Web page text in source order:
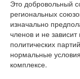
Это добровольный
региональных
изначально
членов и не
политических
нормальные
комплексе.